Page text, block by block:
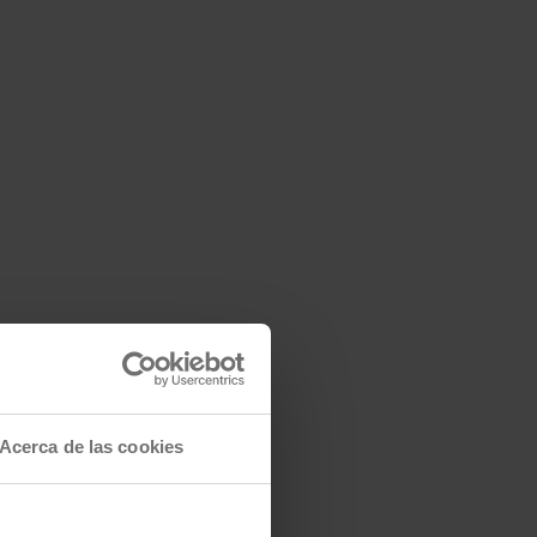
Acerca de las cookies